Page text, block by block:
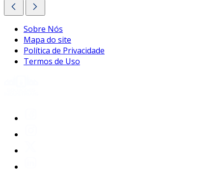
Sobre Nós
Mapa do site
Política de Privacidade
Termos de Uso